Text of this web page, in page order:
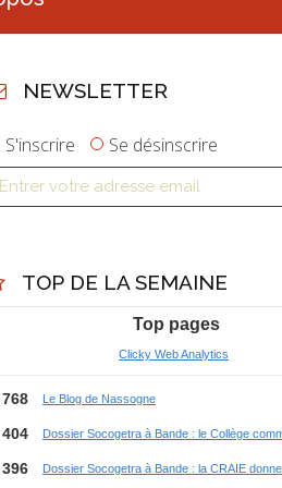
NEWSLETTER
S'inscrire Se désinscrire
TOP DE LA SEMAINE